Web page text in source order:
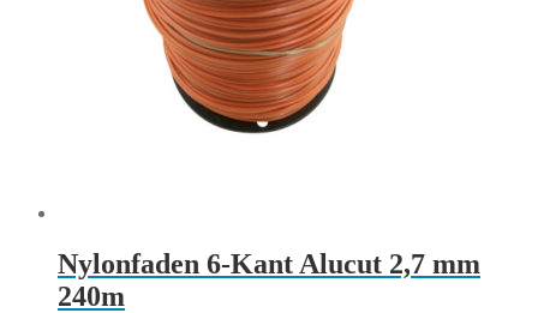
Nylonfaden 6-Kant Alucut 2,7 mm
240m